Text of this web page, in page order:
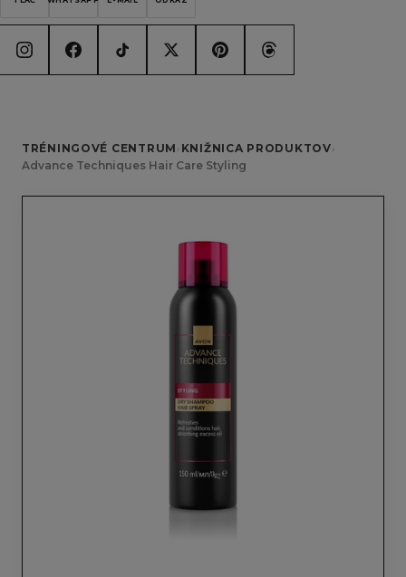
TRÉNINGOVÉ CENTRUM › KNIŽNICA PRODUKTOV›
Advance Techniques Hair Care Styling